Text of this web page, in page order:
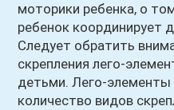
моторики ребенка, о
ребенок координирует
Следует обратить
скрепления лего-
детьми. Лего-
количество видов